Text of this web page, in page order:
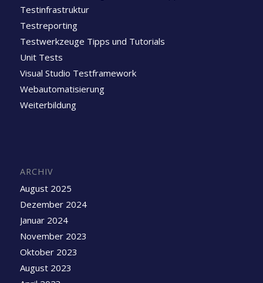
Testinfrastruktur
Testreporting
Testwerkzeuge Tipps und Tutorials
Unit Tests
Visual Studio Testframework
Webautomatisierung
Weiterbildung
ARCHIV
August 2025
Dezember 2024
Januar 2024
November 2023
Oktober 2023
August 2023